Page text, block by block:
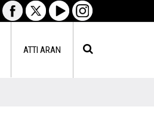
ATTI ARAN